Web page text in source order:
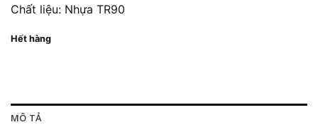
Chất liệu: Nhựa TR90
Hết hàng
MÔ TẢ